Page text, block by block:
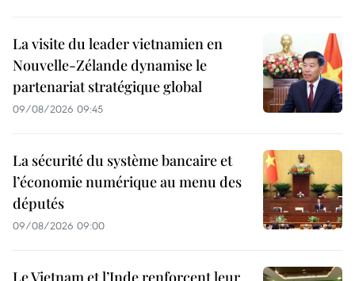
La visite du leader vietnamien en
Nouvelle-Zélande dynamise le
partenariat stratégique global
09/08/2026 09:45
La sécurité du système bancaire et
l’économie numérique au menu des
députés
09/08/2026 09:00
Le Vietnam et l’Inde renforcent leur